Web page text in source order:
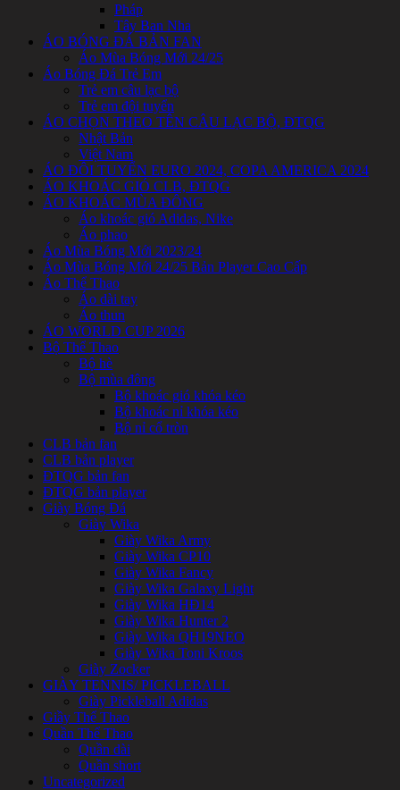
Pháp
Tây Ban Nha
ÁO BÓNG ĐÁ BẢN FAN
Áo Mùa Bóng Mới 24/25
Áo Bóng Đá Trẻ Em
Trẻ em câu lạc bộ
Trẻ em đội tuyển
ÁO CHỌN THEO TÊN CÂU LẠC BỘ, ĐTQG
Nhật Bản
Việt Nam
ÁO ĐÔI TUYỂN EURO 2024, COPA AMERICA 2024
ÁO KHOÁC GIÓ CLB, ĐTQG
ÁO KHOÁC MÙA ĐÔNG
Áo khoác gió Adidas, Nike
Áo phao
Áo Mùa Bóng Mới 2023/24
Áo Mùa Bóng Mới 24/25 Bản Player Cao Cấp
Áo Thể Thao
Áo dài tay
Áo thun
ÁO WORLD CUP 2026
Bộ Thể Thao
Bộ hè
Bộ mùa đông
Bộ khoác gió khóa kéo
Bộ khoác nỉ khóa kéo
Bộ nỉ cổ tròn
CLB bản fan
CLB bản player
ĐTQG bản fan
ĐTQG bản player
Giày Bóng Đá
Giày Wika
Giày Wika Army
Giày Wika CP10
Giày Wika Fancy
Giày Wika Galaxy Light
Giày Wika HĐ14
Giày Wika Hunter 2
Giày Wika QH19NEO
Giày Wika Toni Kroos
Giày Zocker
GIÀY TENNIS/ PICKLEBALL
Giày Pickleball Adidas
Giầy Thể Thao
Quần Thể Thao
Quần dài
Quần short
Uncategorized